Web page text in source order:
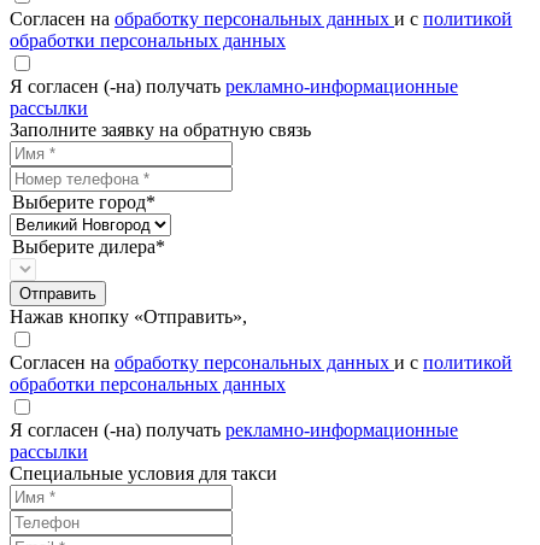
Согласен на обработку персональных данных и с политикой
обработки персональных данных
Я согласен (-на) получать рекламно-информационные
рассылки
Заполните заявку на обратную связь
Выберите город*
Выберите дилера*
Отправить
Нажав кнопку «Отправить»,
Согласен на обработку персональных данных и с политикой
обработки персональных данных
Я согласен (-на) получать рекламно-информационные
рассылки
Специальные условия для такси